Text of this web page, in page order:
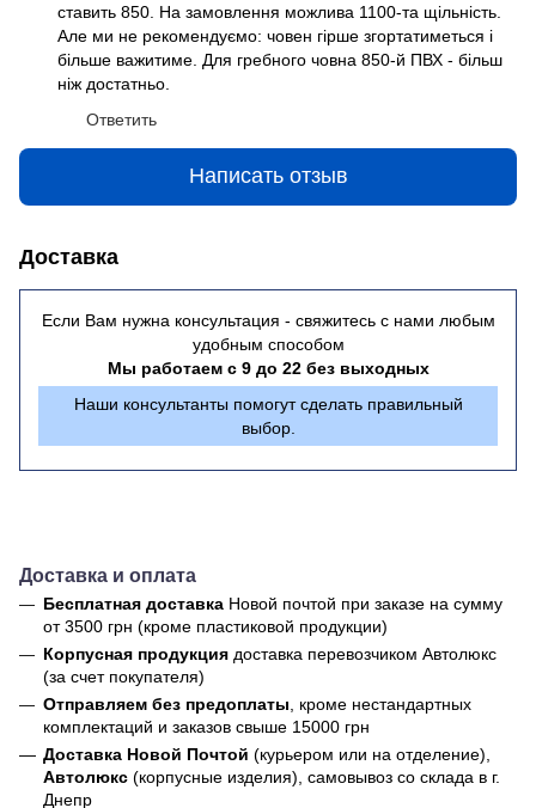
ставить 850. На замовлення можлива 1100-та щільність.
Але ми не рекомендуємо: човен гірше згортатиметься і
більше важитиме. Для гребного човна 850-й ПВХ - більш
ніж достатньо.
Ответить
Написать отзыв
Доставка
Если Вам нужна консультация - свяжитесь с нами любым
удобным способом
Мы работаем с 9 до 22 без выходных
Наши консультанты помогут сделать правильный
выбор.
Доставка и оплата
Бесплатная доставка Новой почтой при заказе на сумму
от 3500 грн (кроме пластиковой продукции)
Корпусная продукция доставка перевозчиком Автолюкс
(за счет покупателя)
Отправляем без предоплаты , кроме нестандартных
комплектаций и заказов свыше 15000 грн
Доставка Новой Почтой (курьером или на отделение),
Автолюкс (корпусные изделия), самовывоз со склада в г.
Днепр